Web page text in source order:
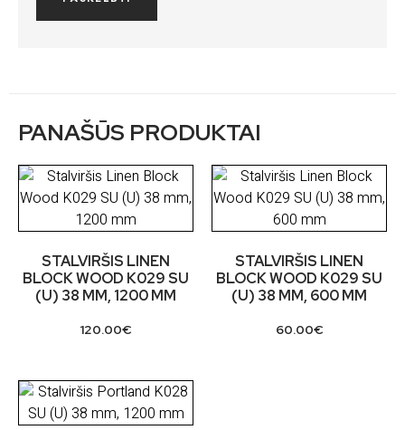
PANAŠŪS PRODUKTAI
STALVIRŠIS LINEN
BLOCK WOOD K029 SU
(U) 38 MM, 1200 MM
120.00€
STALVIRŠIS LINEN
BLOCK WOOD K029 SU
(U) 38 MM, 600 MM
60.00€